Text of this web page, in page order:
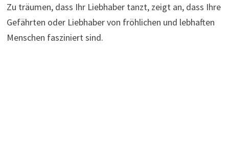
Zu träumen, dass Ihr Liebhaber tanzt, zeigt an, dass Ihre
Gefährten oder Liebhaber von fröhlichen und lebhaften
Menschen fasziniert sind.